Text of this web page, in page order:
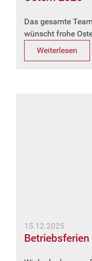
Das gesamte
wünscht frohe
Weiterlesen
15.12.2025